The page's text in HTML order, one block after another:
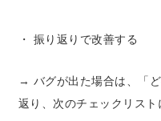
・ 振り返りで改善する
→ バグが出た場合は、「
返り、次のチェックリスト